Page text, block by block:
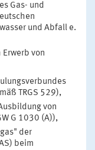
Gas- und
und Abfall e.
von
TRGS 529),
von
G 1030 (A)),
der
beim